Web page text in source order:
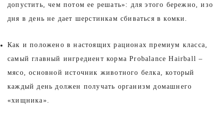
допустить, чем потом ее решать»: для этого бережно, изо
дня в день не дает шерстинкам сбиваться в комки.
Как и положено в настоящих рационах премиум класса,
самый главный ингредиент корма Probalance Hairball –
мясо, основной источник животного белка, который
каждый день должен получать организм домашнего
«хищника».